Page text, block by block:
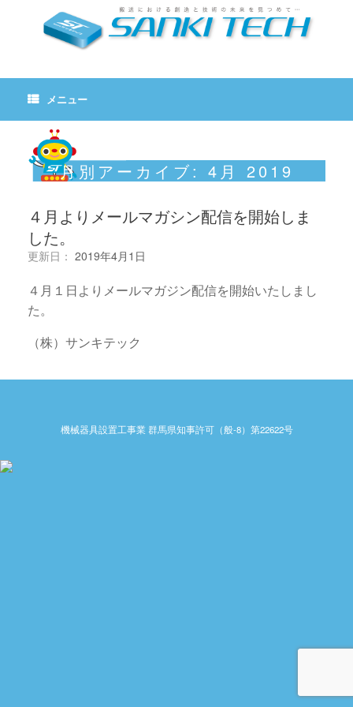
メニュー
月別アーカイブ: 4月 2019
４月よりメールマガシン配信を開始しま
した。
更新日： 2019年4月1日
４月１日よりメールマガジン配信を開始いたしまし
た。
（株）サンキテック
機械器具設置工事業 群馬県知事許可（般-8）第22622号